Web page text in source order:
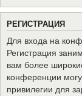
РЕГИСТРАЦИЯ
Для входа на
Регистрация
вам более
конференции
привилегии для